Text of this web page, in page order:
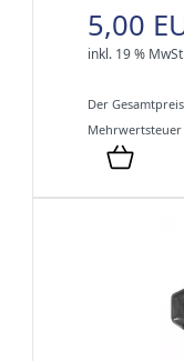
5,00
inkl. 19 %
Der